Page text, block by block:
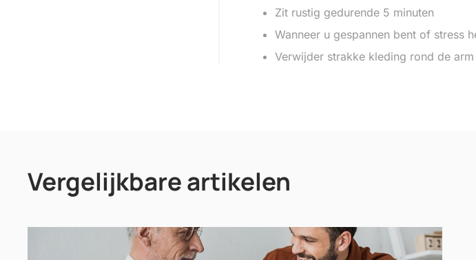
Zit rustig gedurende 5 minuten
Wanneer u gespannen bent of stress
Verwijder strakke kleding rond de
Vergelijkbare artikelen